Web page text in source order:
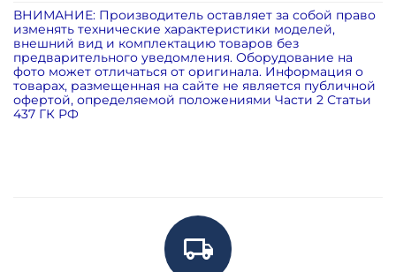
ВНИМАНИЕ: Производитель оставляет за собой право
изменять технические характеристики моделей,
внешний вид и комплектацию товаров без
предварительного уведомления. Оборудование на
фото может отличаться от оригинала. Информация о
товарах, размещенная на сайте не является публичной
офертой, определяемой положениями Части 2 Статьи
437 ГК РФ